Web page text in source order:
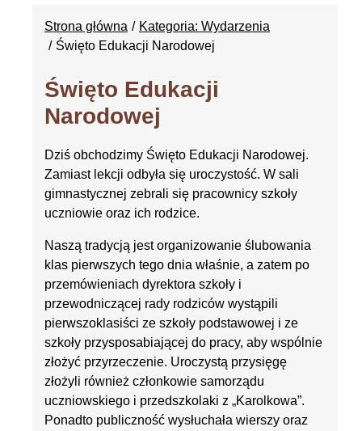
Strona główna
Kategoria: Wydarzenia
Święto Edukacji Narodowej
Święto Edukacji
Narodowej
Dziś obchodzimy Święto Edukacji Narodowej.
Zamiast lekcji odbyła się uroczystość. W sali
gimnastycznej zebrali się pracownicy szkoły
uczniowie oraz ich rodzice.
Naszą tradycją jest organizowanie ślubowania
klas pierwszych tego dnia właśnie, a zatem po
przemówieniach dyrektora szkoły i
przewodniczącej rady rodziców wystąpili
pierwszoklasiści ze szkoły podstawowej i ze
szkoły przysposabiającej do pracy, aby wspólnie
złożyć przyrzeczenie. Uroczystą przysięgę
złożyli również członkowie samorządu
uczniowskiego i przedszkolaki z „Karolkowa”.
Ponadto publiczność wysłuchała wierszy oraz